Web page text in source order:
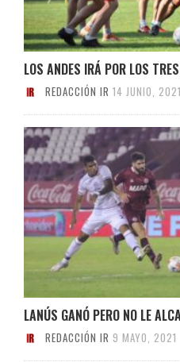
LOS ANDES IRÁ POR LOS
REDACCIÓN IR 14 JUNIO, 2021
LANÚS GANÓ PERO NO LE
REDACCIÓN IR 9 MAYO, 2021